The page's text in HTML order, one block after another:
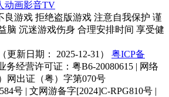
动画影音TV
良游戏 拒绝盗版游戏 注意自我保护 谨
脑 沉迷游戏伤身 合理安排时间 享受健
更新日期： 2025-12-31）
粤ICP备
务经营许可证：粤B6-20080615 | 网络
网出证（粤）字第070号
号 | 文网游备字[2024]C-RPG810号 |